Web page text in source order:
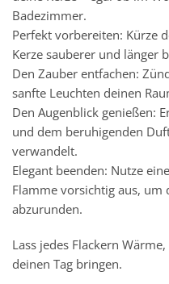
Badezimmer.
Perfekt vorbereiten: Kürze
Kerze sauberer und länger
Den Zauber entfachen:
sanfte Leuchten deinen
Den Augenblick genießen:
und dem beruhigenden
verwandelt.
Elegant beenden: Nutze
Flamme vorsichtig aus,
abzurunden.
Lass jedes Flackern
deinen Tag bringen.